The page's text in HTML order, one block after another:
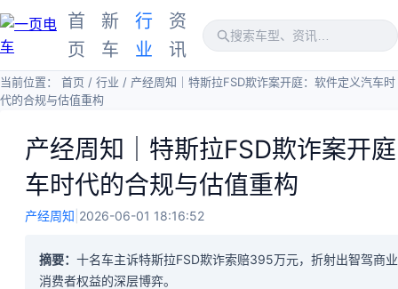
首
页
新
车
行
业
资
讯
当前位置： 首页 / 行业 / 产经周知｜特斯拉FSD欺诈案开庭：软件定义汽车时
代的合规与估值重构
产经周知｜特斯拉FSD欺诈案开
车时代的合规与估值重构
产经周知 2026-06-01 18:16:52
摘要： 十名车主诉特斯拉FSD欺诈索赔395万元，折射出智驾商
消费者权益的深层博弈。